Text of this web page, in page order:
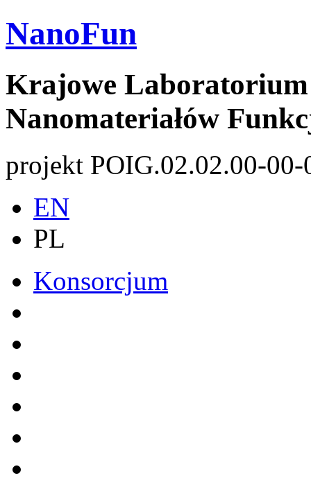
NanoFun
Krajowe
Nanomateriałów
projekt POIG.02.02.00-00-
EN
PL
Konsorcjum